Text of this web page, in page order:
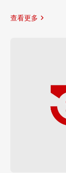
查看更多